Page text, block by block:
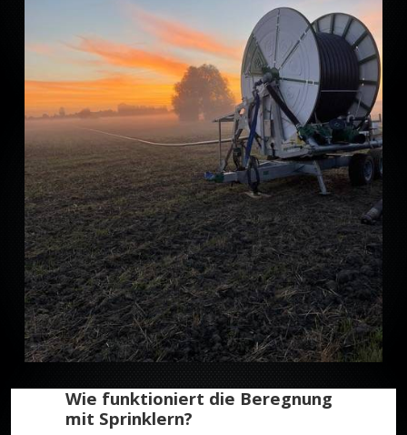
Wie funktioniert die Beregnung
mit Sprinklern?